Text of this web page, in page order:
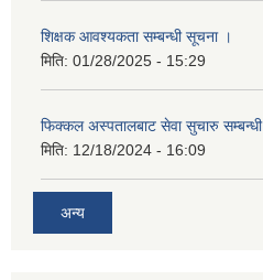
शिक्षक आवश्यकता सम्बन्धी सूचना ।
मिति: 01/28/2025 - 15:29
फिक्कल अस्पतालबाट सेवा सुचारु
मिति: 12/18/2024 - 16:09
अन्य